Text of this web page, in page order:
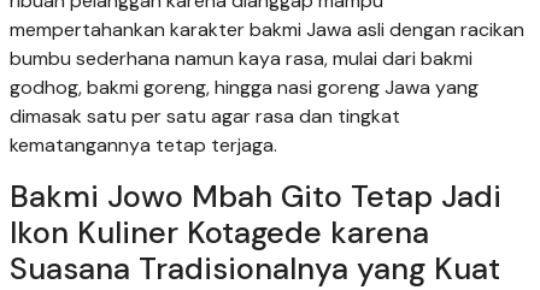
mempertahankan karakter bakmi Jawa asli dengan racikan
bumbu sederhana namun kaya rasa, mulai dari bakmi
godhog, bakmi goreng, hingga nasi goreng Jawa yang
dimasak satu per satu agar rasa dan tingkat
kematangannya tetap terjaga.
Bakmi Jowo Mbah Gito Tetap Jadi
Ikon Kuliner Kotagede karena
Suasana Tradisionalnya yang Kuat